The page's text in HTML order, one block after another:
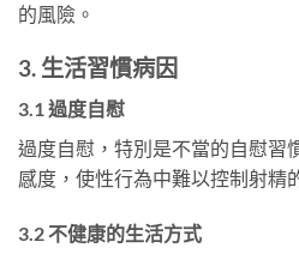
的風險。
3. 生活習慣病因
3.1 過度自慰
過度自慰，特別是不當的自慰習
感度，使性行為中難以控制射精
3.2 不健康的生活方式